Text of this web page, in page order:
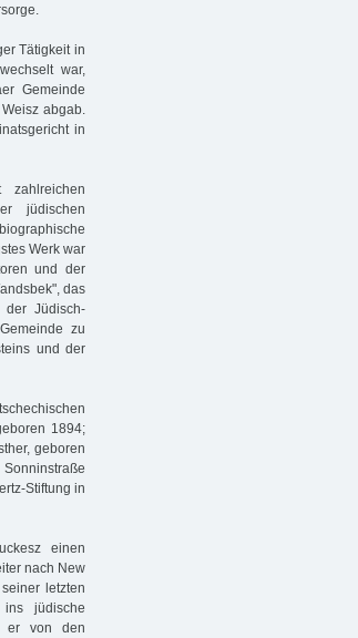
Tätigkeit in
war,
Gemeinde
abgab.
in
jüdischen
Werk war
und der
das
Jüdisch-
zu
und der
1894;
geboren
Stiftung in
einen
nach New
letzten
jüdische
er von den